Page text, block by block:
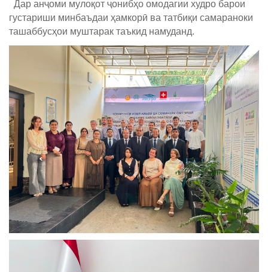
Дар анҷоми мулоқот ҷонибҳо омодагии худро барои
густариши минбаъдаи ҳамкорӣ ва татбиқи самараноки
ташаббусҳои муштарак таъкид намуданд.